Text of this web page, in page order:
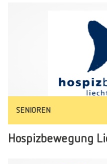
SENIOREN
Hospizbewegung